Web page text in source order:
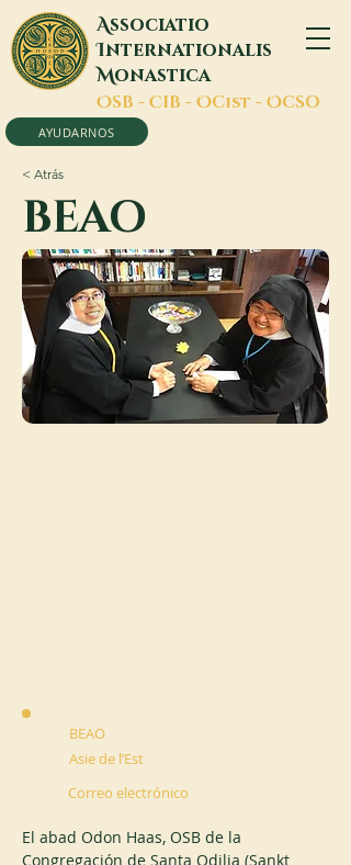
Associatio
Internationalis
Monastica
OSB - CIB - OCist - OCSO
AYUDARNOS
< Atrás
BEAO
BEAO
Asie de l’Est
Correo electrónico
El abad Odon Haas, OSB de la
Congregación de Santa Odilia (Sankt